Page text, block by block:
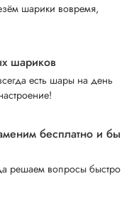
шарики вовремя,
шариков
есть шары на день
бесплатно и бы
решаем вопросы быстро